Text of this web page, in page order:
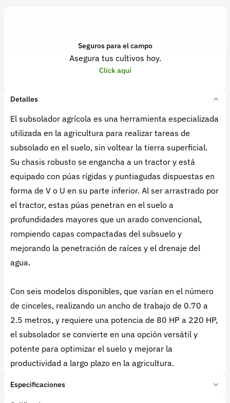
Seguros para el campo
Asegura tus cultivos hoy.
Click aquí
Detalles
El subsolador agrícola es una herramienta especializada
utilizada en la agricultura para realizar tareas de
subsolado en el suelo, sin voltear la tierra superficial.
Su chasis robusto se engancha a un tractor y está
equipado con púas rígidas y puntiagudas dispuestas en
forma de V o U en su parte inferior. Al ser arrastrado por
el tractor, estas púas penetran en el suelo a
profundidades mayores que un arado convencional,
rompiendo capas compactadas del subsuelo y
mejorando la penetración de raíces y el drenaje del
agua.
Con seis modelos disponibles, que varían en el número
de cinceles, realizando un ancho de trabajo de 0.70 a
2.5 metros, y requiere una potencia de 80 HP a 220 HP,
el subsolador se convierte en una opción versátil y
potente para optimizar el suelo y mejorar la
productividad a largo plazo en la agricultura.
Especificaciones
Marca:
Agrotec